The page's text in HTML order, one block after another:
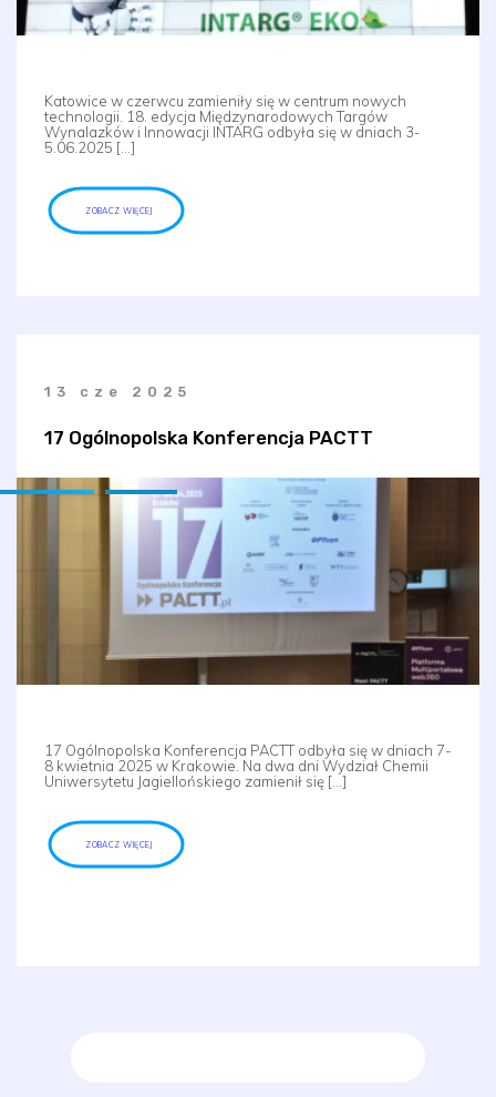
Katowice w czerwcu zamieniły się w centrum nowych
technologii. 18. edycja Międzynarodowych Targów
Wynalazków i Innowacji INTARG odbyła się w dniach 3-
5.06.2025 […]
ZOBACZ WIĘCEJ
13 cze 2025
17 Ogólnopolska Konferencja PACTT
17 Ogólnopolska Konferencja PACTT odbyła się w dniach 7-
8 kwietnia 2025 w Krakowie. Na dwa dni Wydział Chemii
Uniwersytetu Jagiellońskiego zamienił się […]
ZOBACZ WIĘCEJ